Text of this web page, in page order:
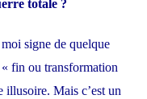
totale ?
signe de quelque
fin ou transformation
illusoire. Mais c’est un